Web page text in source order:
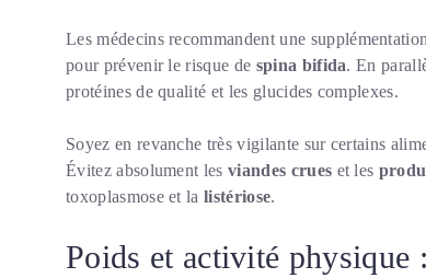
Les médecins recommandent une
pour prévenir le risque de spina bifida. En
protéines de qualité et les glucides complexes.
Soyez en revanche très vigilante sur certains
Évitez absolument lesviandes crues et les
toxoplasmose et lalistériose.
Poids et activité physique